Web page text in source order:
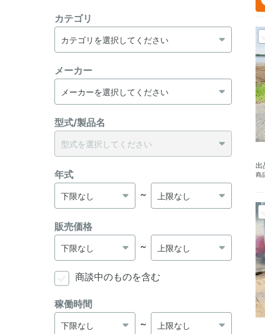
出
商
カテゴリ
メーカー
型式/製品名
年式
～
販売価格
～
商談中のものを含む
稼働時間
～